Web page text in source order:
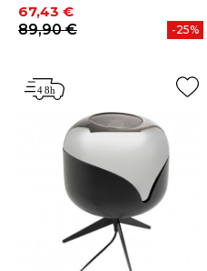
Prix
67,43 €
Prix de base
89,90 €
-25%